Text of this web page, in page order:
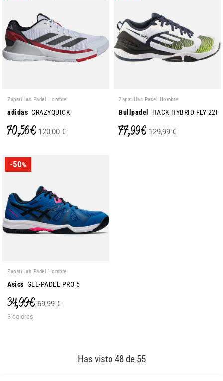
Zapatillas Padel Hombre
adidas CRAZYQUICK
70,56 € 120,00 €
Zapatillas Padel Hombre
Bullpadel HACK HYBRID FLY 22I
77,99 € 129,99 €
-50%
Zapatillas Padel Hombre
Asics GEL-PADEL PRO 5
34,99 € 69,99 €
3 colores
Has visto 48 de 55